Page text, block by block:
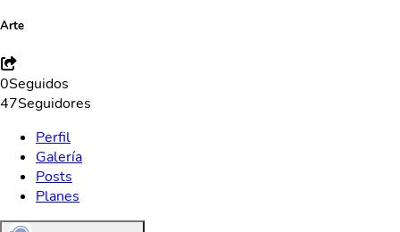
Arte
0Seguidos
47Seguidores
Perfil
Galería
Posts
Planes